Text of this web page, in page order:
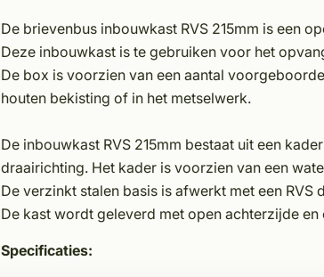
De brievenbus inbouwkast RVS 215mm is een
Deze inbouwkast is te gebruiken voor het
De box is voorzien van een aantal
houten bekisting of in het metselwerk.
De inbouwkast RVS 215mm bestaat uit een
draairichting. Het kader is voorzien van een
De verzinkt stalen basis is afwerkt met een RVS
De kast wordt geleverd met open achterzijde
Specificaties: